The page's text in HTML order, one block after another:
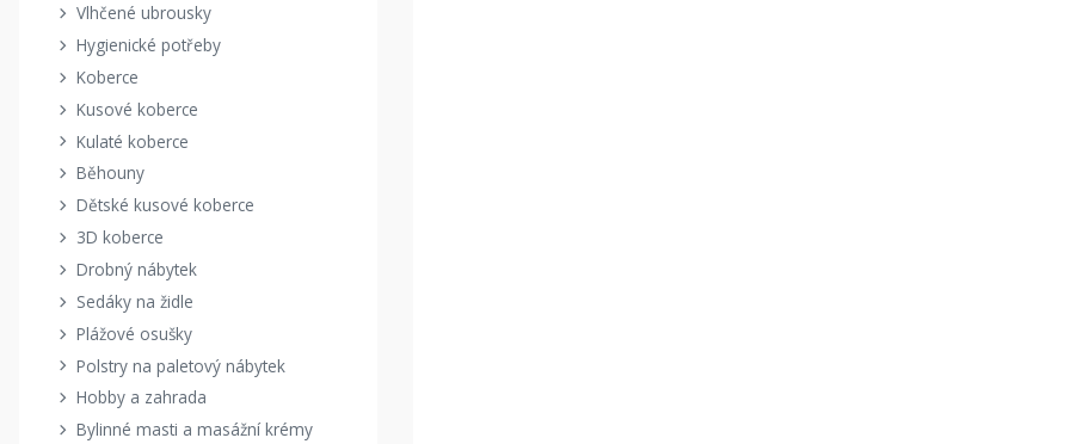
Vlhčené ubrousky
Hygienické potřeby
Koberce
Kusové koberce
Kulaté koberce
Běhouny
Dětské kusové koberce
3D koberce
Drobný nábytek
Sedáky na židle
Plážové osušky
Polstry na paletový nábytek
Hobby a zahrada
Bylinné masti a masážní krémy